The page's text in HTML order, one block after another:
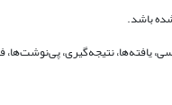
باشد.
یافته‌ها، نتیجه‌گیری،